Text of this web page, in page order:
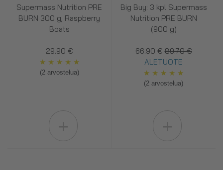
Supermass Nutrition PRE
BURN 300 g, Raspberry
Boats
29.90 €
★ ★ ★ ★ ★
(2 arvostelua)
Big Buy: 3 kpl Supermass
Nutrition PRE BURN
(900 g)
66.90 € 89.70 €
ALETUOTE
★ ★ ★ ★ ★
(2 arvostelua)